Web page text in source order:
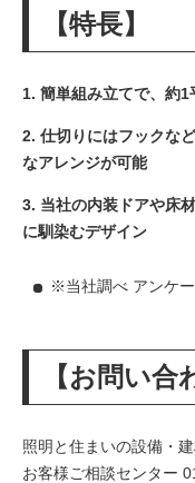
【特長】
1. 簡単組み立てで、約
2. 仕切りにはフックな
なアレンジが可能
3. 当社の内装ドアや床
に馴染むデザイン
※当社調べ アンケ
【お問い合
照明と住まいの設備・
お客様ご相談センター